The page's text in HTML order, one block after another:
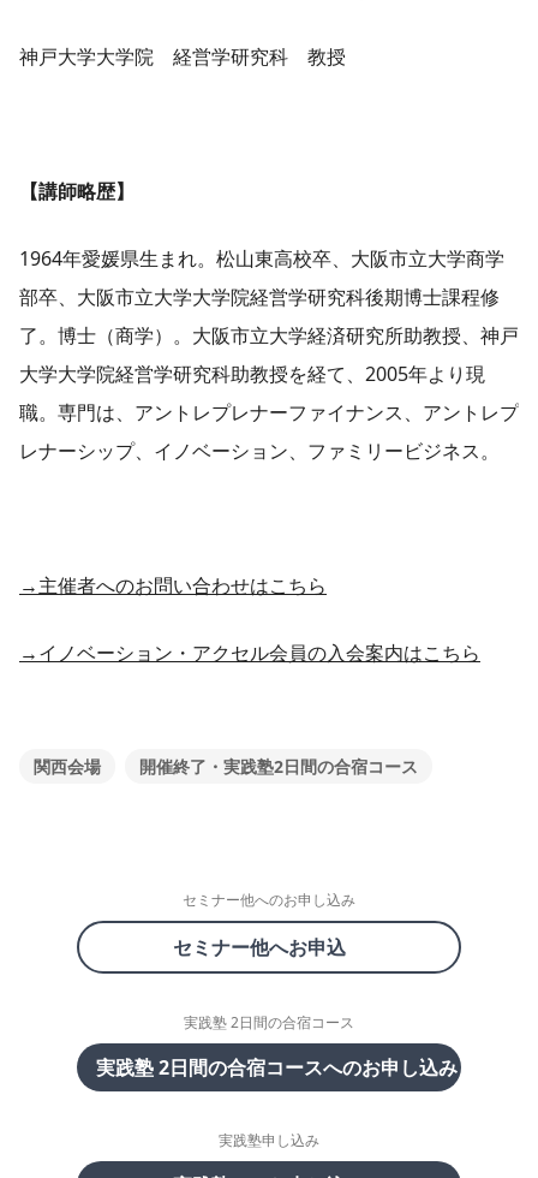
神戸大学大学院 経営学研究科 教授
【講師略歴】
1964年愛媛県生まれ。松山東高校卒、大阪市立大学商学
部卒、大阪市立大学大学院経営学研究科後期博士課程修
了。博士（商学）。大阪市立大学経済研究所助教授、神戸
大学大学院経営学研究科助教授を経て、2005年より現
職。専門は、アントレプレナーファイナンス、アントレプ
レナーシップ、イノベーション、ファミリービジネス。
→主催者へのお問い合わせはこちら
→イノベーション・アクセル会員の入会案内はこちら
関西会場 開催終了・実践塾2日間の合宿コース
セミナー他へのお申し込み
セミナー他へお申込
実践塾 2日間の合宿コース
実践塾 2日間の合宿コースへのお申し込み
実践塾申し込み